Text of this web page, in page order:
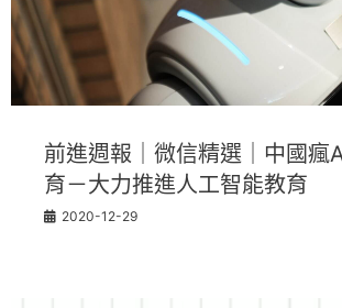
前進週報｜微信精選｜中國瘋
育－大力推進人工智能教育
2020-12-29